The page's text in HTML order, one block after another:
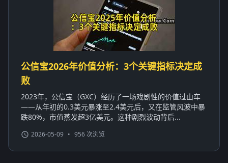
公信宝2026年价值分析：3个关键指标决定成
败
2023年，公信宝（GXC）经历了一场戏剧性的价值过山车
——从年初的0.3美元暴涨至2.4美元后，又在监管风波中暴
跌80%，市值蒸发超3亿美元。这种剧烈波动背后...
2026-05-09 • 956 次浏览